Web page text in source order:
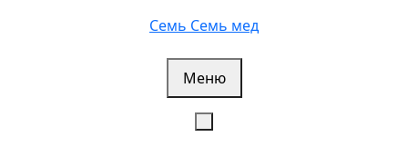
Семь Семь мед
Меню